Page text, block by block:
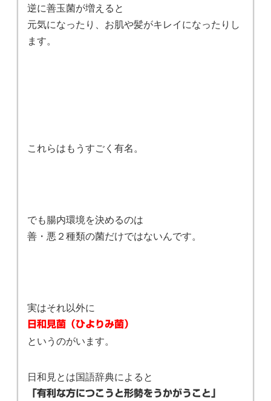
逆に善玉菌が増えると
元気になったり、お肌や髪がキレイになったりし
ます。
これらはもうすごく有名。
でも腸内環境を決めるのは
善・悪２種類の菌だけではないんです。
実はそれ以外に
日和見菌（ひよりみ菌）
というのがいます。
日和見とは国語辞典によると
「有利な方につこうと形勢をうかがうこと」